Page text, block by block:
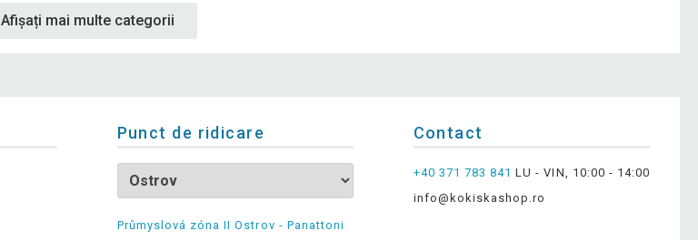
Afișați mai multe categorii
Punct de ridicare
Průmyslová zóna II Ostrov - Panattoni
Contact
+40 371 783 841 LU - VIN, 10:00 - 14:00
info@kokiskashop.ro